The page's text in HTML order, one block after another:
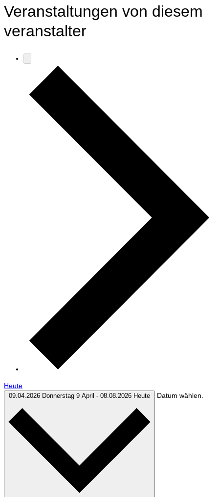
Veranstaltungen von diesem
veranstalter
Heute
09.04.2026 Donnerstag 9 April - 08.08.2026 Heute Datum wählen.